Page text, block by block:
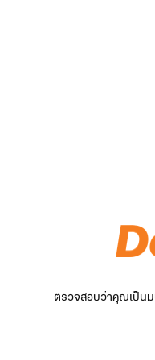
ตรวจสอบว่าคุณเป็นม